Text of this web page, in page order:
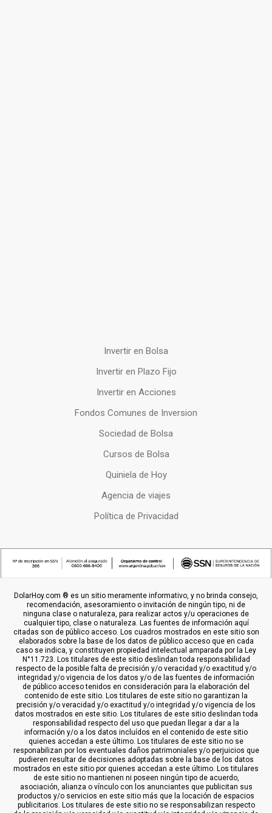
Invertir en Bolsa
Invertir en Plazo Fijo
Invertir en Acciones
Fondos Comunes de Inversion
Sociedad de Bolsa
Cursos de Bolsa
Quiniela de Hoy
Agencia de viajes
Política de Privacidad
DolarHoy.com ® es un sitio meramente informativo, y no brinda consejo,
recomendación, asesoramiento o invitación de ningún tipo, ni de
ninguna clase o naturaleza, para realizar actos y/u operaciones de
cualquier tipo, clase o naturaleza. Las fuentes de información aquí
citadas son de público acceso. Los cuadros mostrados en este sitio son
elaborados sobre la base de los datos de público acceso que en cada
caso se indica, y constituyen propiedad intelectual amparada por la Ley
N°11.723. Los titulares de este sitio deslindan toda responsabilidad
respecto de la posible falta de precisión y/o veracidad y/o exactitud y/o
integridad y/o vigencia de los datos y/o de las fuentes de información
de público acceso tenidos en consideración para la elaboración del
contenido de este sitio. Los titulares de este sitio no garantizan la
precisión y/o veracidad y/o exactitud y/o integridad y/o vigencia de los
datos mostrados en este sitio. Los titulares de este sitio deslindan toda
responsabilidad respecto del uso que puedan llegar a dar a la
información y/o a los datos incluídos en el contenido de este sitio
quienes accedan a este último. Los titulares de este sitio no se
responabilizan por los eventuales daños patrimoniales y/o perjuicios que
pudieren resultar de decisiones adoptadas sobre la base de los datos
mostrados en este sitio por quienes accedan a este último. Los titulares
de este sitio no mantienen ni poseen ningún tipo de acuerdo,
asociación, alianza o vínculo con los anunciantes que publicitan sus
productos y/o servicios en este sitio más que la locación de espacios
publicitarios. Los titulares de este sitio no se responsabilizan respecto